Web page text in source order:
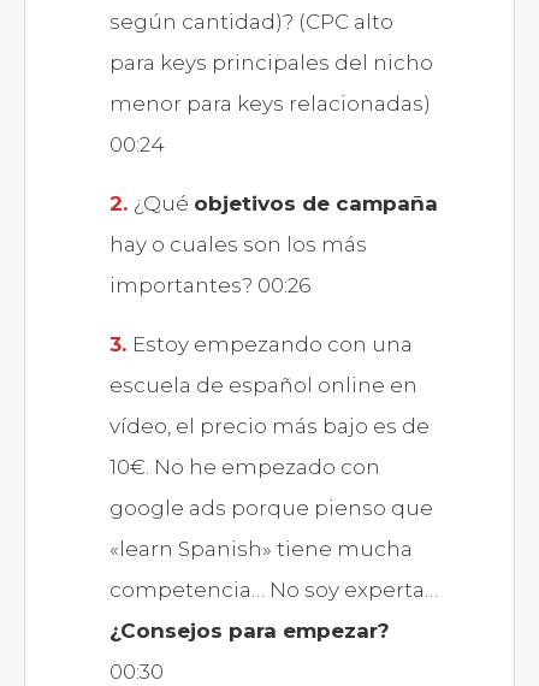
según cantidad)? (CPC alto
para keys principales del nicho
menor para keys relacionadas)
00:24
¿Qué objetivos de campaña
hay o cuales son los más
importantes? 00:26
Estoy empezando con una
escuela de español online en
vídeo, el precio más bajo es de
10€. No he empezado con
google ads porque pienso que
«learn Spanish» tiene mucha
competencia… No soy experta…
¿Consejos para empezar?
00:30